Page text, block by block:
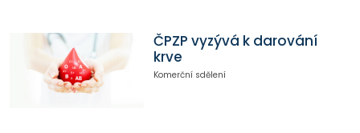
ČPZP vyzývá k darování
krve
Komerční sdělení